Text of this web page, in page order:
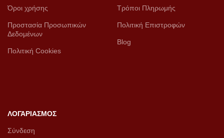
Όροι χρήσης
Προστασία Προσωπικών
Δεδομένων
Πολιτική Cookies
Τρόποι Πληρωμής
Πολιτική Επιστροφών
Blog
ΛΟΓΑΡΙΑΣΜΟΣ
Σύνδεση